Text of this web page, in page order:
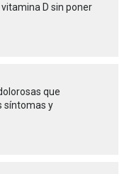
D sin poner
que
síntomas y